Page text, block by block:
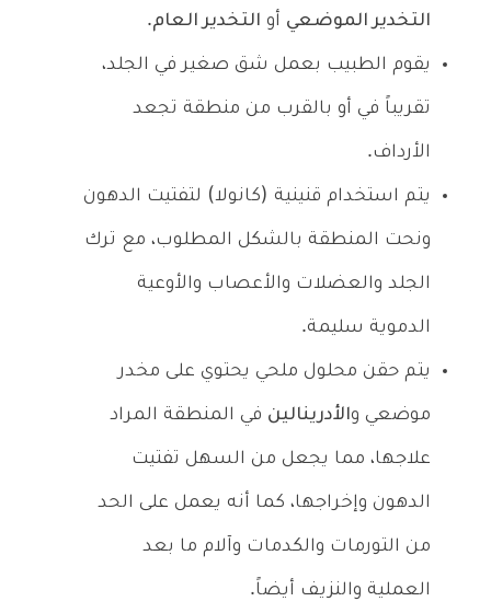
التخدير الموضعي أو التخدير العام.
يقوم الطبيب بعمل شق صغير في الجلد،
تقريباً في أو بالقرب من منطقة تجعد
الأرداف.
يتم استخدام قنينية (كانولا) لتفتيت الدهون
ونحت المنطقة بالشكل المطلوب، مع ترك
الجلد والعضلات والأعصاب والأوعية
الدموية سليمة.
يتم حقن محلول ملحي يحتوي على مخدر
موضعي والأدرينالين في المنطقة المراد
علاجها، مما يجعل من السهل تفتيت
الدهون وإخراجها، كما أنه يعمل على الحد
من التورمات والكدمات وآلام ما بعد
العملية والنزيف أيضاً.